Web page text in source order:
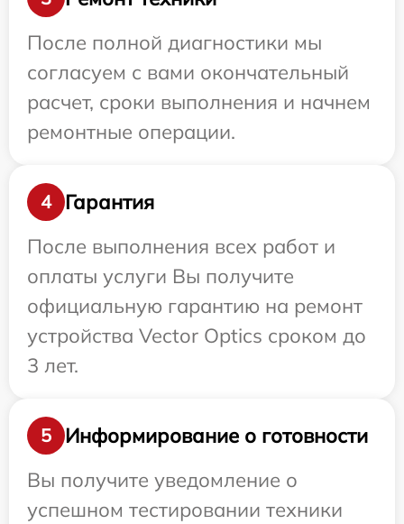
После полной диагностики мы
согласуем с вами окончательный
расчет, сроки выполнения и начнем
ремонтные операции.
4
Гарантия
После выполнения всех работ и
оплаты услуги Вы получите
официальную гарантию на ремонт
устройства Vector Optics сроком до
3 лет.
5
Информирование о готовности
Вы получите уведомление о
успешном тестировании техники